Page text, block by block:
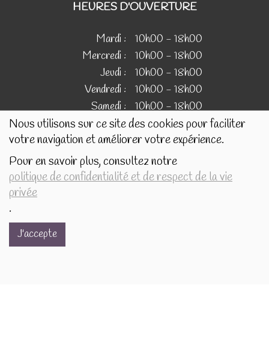
Nous utilisons sur ce site des cookies pour faciliter
votre navigation et améliorer votre expérience.
Pour en savoir plus, consultez notre
politique de confidentialité et de respect de la vie
privée
.
J'accepte
HEURES D'OUVERTURE
Mardi :
10h00 - 18h00
Mercredi :
10h00 - 18h00
Jeudi :
10h00 - 18h00
Vendredi :
10h00 - 18h00
Samedi : 10h00 - 18h00
IMAGES
Les images présentées pour illustrer les produits en vente
sur ce site ne sont pas contractuelles.